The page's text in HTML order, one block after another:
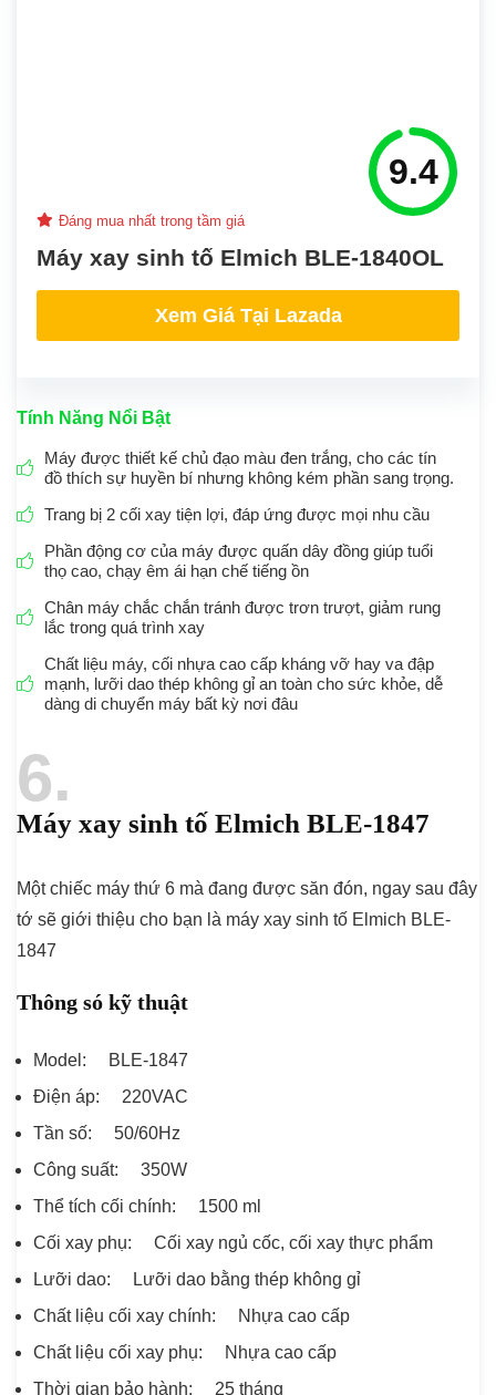
9.4
Đáng mua nhất trong tầm giá
Máy xay sinh tố Elmich BLE-1840OL
Xem Giá Tại Lazada
Tính Năng Nổi Bật
Máy được thiết kế chủ đạo màu đen trắng, cho các tín
đồ thích sự huyền bí nhưng không kém phần sang trọng.
Trang bị 2 cối xay tiện lợi, đáp ứng được mọi nhu cầu
Phần động cơ của máy được quấn dây đồng giúp tuổi
thọ cao, chạy êm ái hạn chế tiếng ồn
Chân máy chắc chắn tránh được trơn trượt, giảm rung
lắc trong quá trình xay
Chất liệu máy, cối nhựa cao cấp kháng vỡ hay va đập
mạnh, lưỡi dao thép không gỉ an toàn cho sức khỏe, dễ
dàng di chuyển máy bất kỳ nơi đâu
6
Máy xay sinh tố Elmich BLE-1847
Một chiếc máy thứ 6 mà đang được săn đón, ngay sau đây
tớ sẽ giới thiệu cho bạn là máy xay sinh tố Elmich BLE-
1847
Thông só kỹ thuật
Model: BLE-1847
Điện áp: 220VAC
Tần số: 50/60Hz
Công suất: 350W
Thể tích cối chính: 1500 ml
Cối xay phụ: Cối xay ngủ cốc, cối xay thực phẩm
Lưỡi dao: Lưỡi dao bằng thép không gỉ
Chất liệu cối xay chính: Nhựa cao cấp
Chất liệu cối xay phụ: Nhựa cao cấp
Thời gian bảo hành: 25 tháng